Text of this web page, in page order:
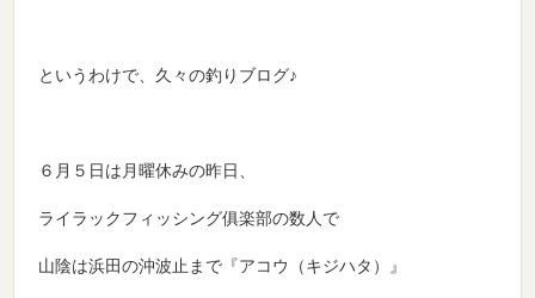
というわけで、久々の釣りブログ♪
６月５日は月曜休みの昨日、
ライラックフィッシング俱楽部の数人で
山陰は浜田の沖波止まで『アコウ（キジハタ）』